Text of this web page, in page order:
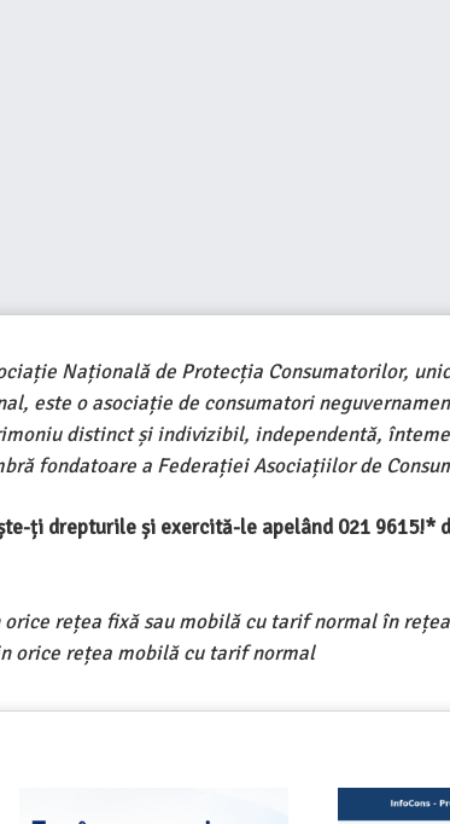
Națională de Protecția Consumatorilor,
este o asociație de consumatori
distinct și indivizibil, independentă,
fondatoare a Federației Asociațiilor de
ți drepturile și exercită-le apelând 021 9615!*
rețea fixă sau mobilă cu tarif normal în
orice rețea mobilă cu tarif normal